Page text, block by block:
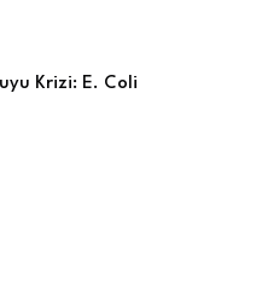
Krizi: E. Coli